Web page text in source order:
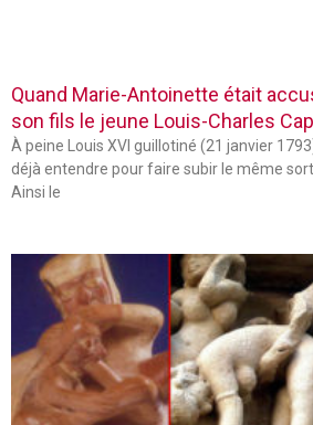
Quand Marie-Antoinette était
son fils le jeune Louis-Charles
À peine Louis XVI guillotiné (21 janvier
déjà entendre pour faire subir le même
Ainsi le